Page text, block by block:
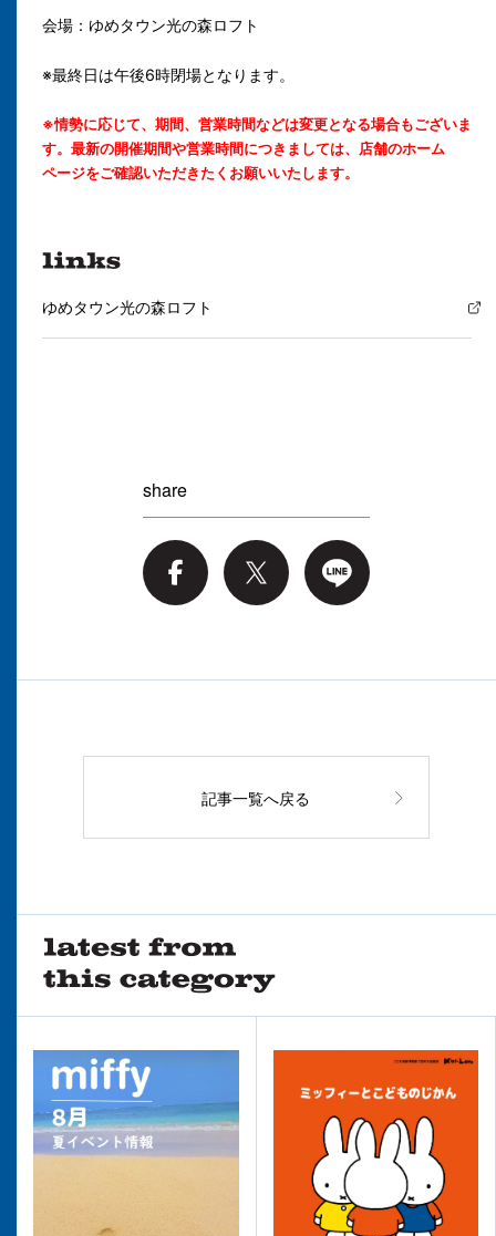
会場：ゆめタウン光の森ロフト
※最終日は午後6時閉場となります。
※情勢に応じて、期間、営業時間などは変更となる場合もございま
す。最新の開催期間や営業時間につきましては、店舗のホーム
ページをご確認いただきたくお願いいたします。
ゆめタウン光の森ロフト
share
記事一覧へ戻る